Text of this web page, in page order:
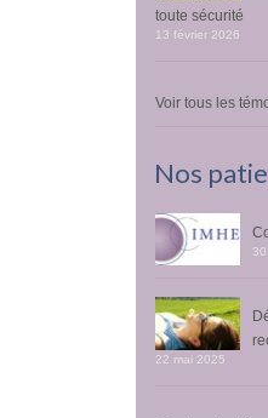
toute sécurité
13 février 2026
Voir tous les
Nos
22 mai 2025